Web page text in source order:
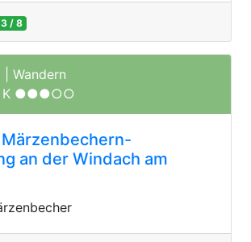
/ 8
| Wandern
●●●○○
an der Windach am